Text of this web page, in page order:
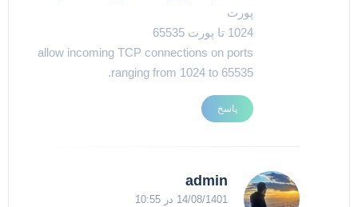
پورت
1024 تا پورت 65535
allow incoming TCP connections on ports
ranging from 1024 to 65535.
پاسخ
admin
14/08/1401 در 10:55